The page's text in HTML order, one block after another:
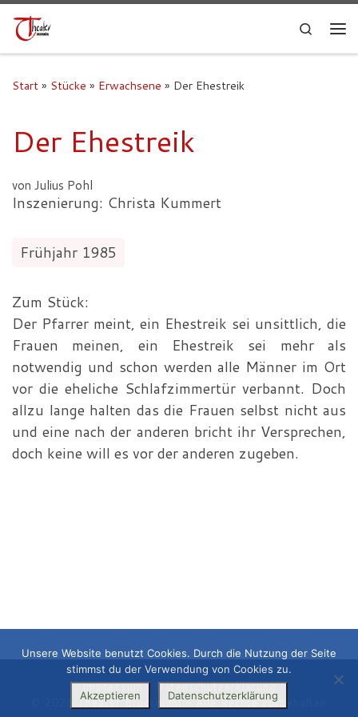
Search
Start» Stücke » Erwachsene » Der Ehestreik
Der Ehestreik
von Julius Pohl
Inszenierung: Christa Kummert
Frühjahr 1985
Zum Stück:
Der Pfarrer meint, ein Ehestreik sei unsittlich, die
Frauen meinen, ein Ehestreik sei mehr als
notwendig und schon werden alle Männer im Ort
vor die eheliche Schlafzimmertür verbannt. Doch
allzu lange halten das die Frauen selbst nicht aus
und eine nach der anderen bricht ihr Versprechen,
doch keine will es vor der anderen zugeben.
Impressum| Datenschutzerklärung
Theater Bruckmühl– Alle Rechte vorbehalten
Unsere Website benutzt Cookies. Durch die Nutzung der Seite
stimmst du der Verwendung von Cookies zu.
Akzeptieren Datenschutzerklärung